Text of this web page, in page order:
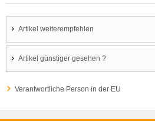
Artikel weiterempfehlen
Artikel günstiger gesehen ?
Verantwortliche Person in der EU